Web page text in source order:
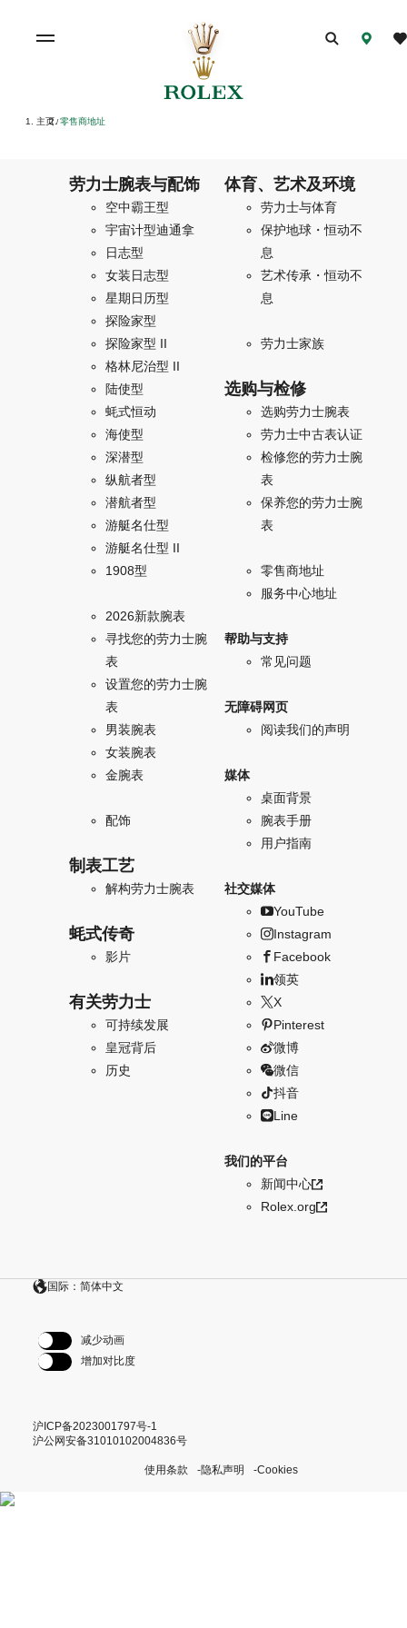
主页/ 零售商地址
劳力士腕表与配饰
空中霸王型
宇宙计型迪通拿
日志型
女装日志型
星期日历型
探险家型
探险家型 II
格林尼治型 II
陆使型
蚝式恒动
海使型
深潜型
纵航者型
潜航者型
游艇名仕型
游艇名仕型 II
1908型
2026新款腕表
寻找您的劳力士腕
表
设置您的劳力士腕
表
男装腕表
女装腕表
金腕表
配饰
制表工艺
解构劳力士腕表
蚝式传奇
影片
有关劳力士
可持续发展
皇冠背后
历史
体育、艺术及环境
劳力士与体育
保护地球・恒动不
息
艺术传承・恒动不
息
劳力士家族
选购与检修
选购劳力士腕表
劳力士中古表认证
检修您的劳力士腕
表
保养您的劳力士腕
表
零售商地址
服务中心地址
帮助与支持
常见问题
无障碍网页
阅读我们的声明
媒体
桌面背景
腕表手册
用户指南
社交媒体
YouTube
Instagram
Facebook
领英
X
Pinterest
微博
微信
抖音
Line
我们的平台
新闻中心
Rolex.org
国际：简体中文
减少动画
增加对比度
沪ICP备2023001797号-1
沪公网安备31010102004836号
使用条款 隐私声明 Cookies